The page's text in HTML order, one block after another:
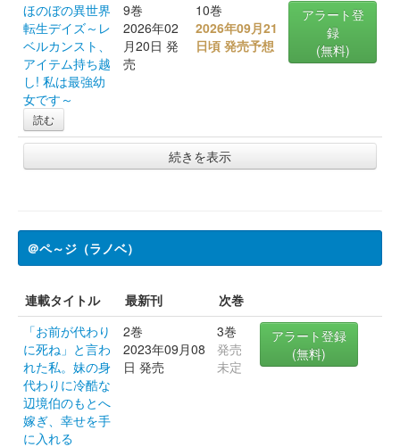
ほのぼの異世界
転生デイズ～レ
ベルカンスト、
アイテム持ち越
し! 私は最強幼
女です～
読む
9巻
2026年02
月20日 発
売
10巻
2026年09月21
日頃 発売予想
アラート登
録
(無料)
続きを表示
＠ペ～ジ（ラノベ）
連載タイトル 最新刊
次巻
「お前が代わり
に死ね」と言わ
れた私。妹の身
代わりに冷酷な
辺境伯のもとへ
嫁ぎ、幸せを手
に入れる
2巻
2023年09月08
日 発売
3巻
発売
未定
アラート登録
(無料)